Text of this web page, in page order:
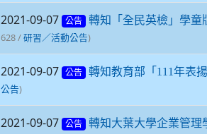
2021-09-07 公告 轉知「全民英檢」學童
628 /研習／活動公告)
2021-09-07 公告 轉知教育部「111年表
公告)
2021-09-07 公告 轉知大葉大學企業管理